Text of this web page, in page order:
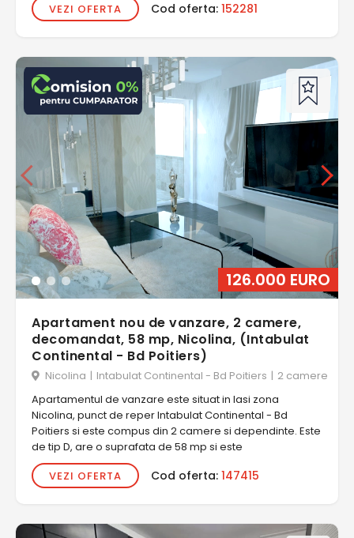
VEZI OFERTA
Cod oferta: 152281
126.000 EURO
Apartament nou de vanzare, 2 camere,
decomandat, 58 mp, Nicolina, (Intabulat
Continental - Bd Poitiers)
Nicolina | Intabulat Continental - Bd Poitiers | 2 camere
Apartamentul de vanzare este situat in Iasi zona
Nicolina, punct de reper Intabulat Continental - Bd
Poitiers si este compus din 2 camere si dependinte. Este
de tip D, are o suprafata de 58 mp si este
VEZI OFERTA
Cod oferta: 147415